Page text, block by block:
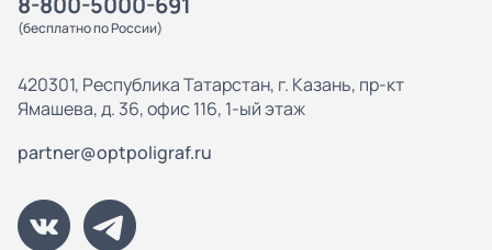
(бесплатно по России)
420301, Республика Татарстан, г. Казань, пр-кт
Ямашева, д. 36, офис 116, 1-ый этаж
partner@optpoligraf.ru